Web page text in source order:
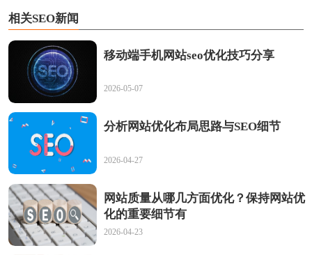
相关SEO新闻
移动端手机网站seo优化技巧分享
2026-05-07
分析网站优化布局思路与SEO细节
2026-04-27
网站质量从哪几方面优化？保持网站优
化的重要细节有
2026-04-23